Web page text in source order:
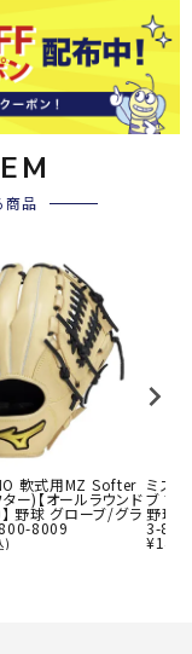
商品
軟式用MZ Softer
ー)【オールラウンド
野球 グローブ/グラ
8009
)
ミズ
ブ ブ
野球
3-
¥